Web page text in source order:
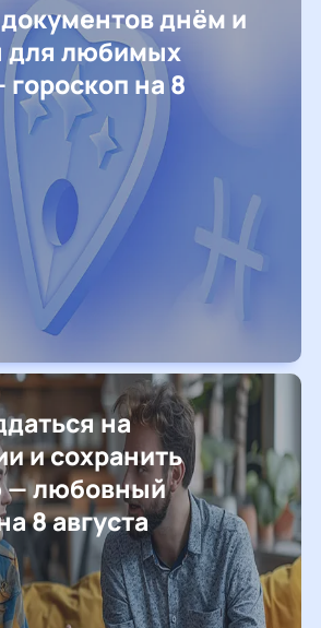
днём и
для любимых
на 8
на
и сохранить
— любовный
8 августа